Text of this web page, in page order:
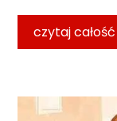
czytaj całość